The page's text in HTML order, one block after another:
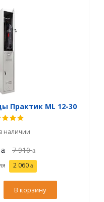
Практик ML 12-30
наличии
7 910
2 060
В корзину